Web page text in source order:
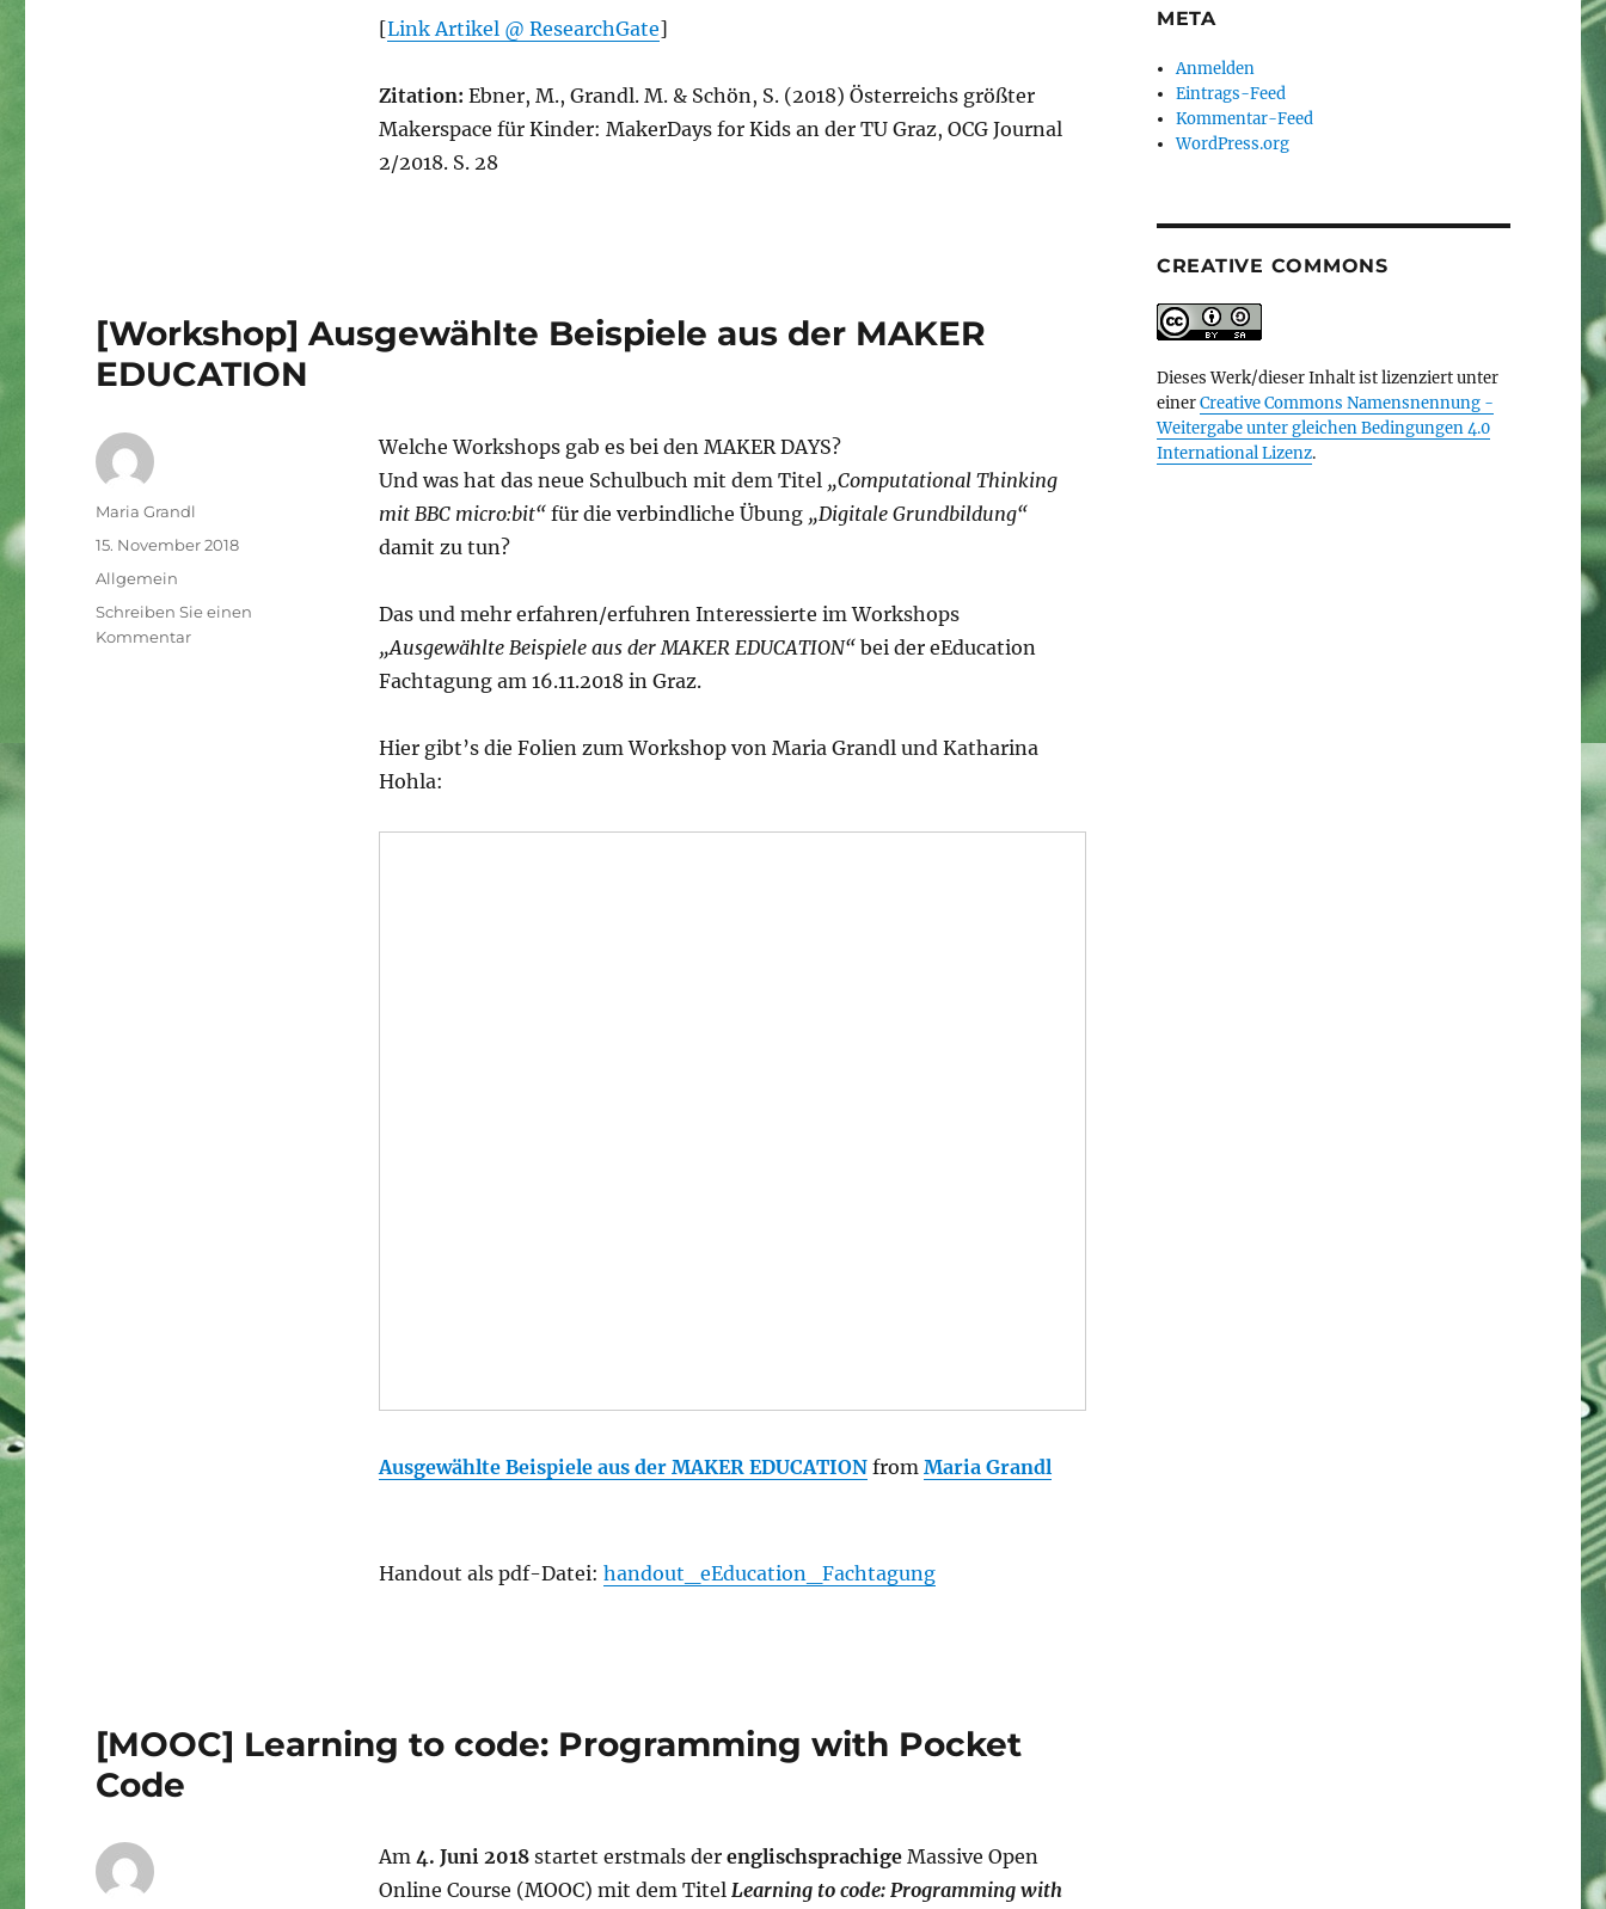
[Link Artikel @ ResearchGate]
Zitation: Ebner, M., Grandl. M. & Schön, S. (2018) Österreichs größter
Makerspace für Kinder: MakerDays for Kids an der TU Graz, OCG Journal
2/2018. S. 28
[Workshop] Ausgewählte Beispiele aus der MAKER
EDUCATION
Welche Workshops gab es bei den MAKER DAYS?
Und was hat das neue Schulbuch mit dem Titel „Computational Thinking
mit BBC micro:bit“für die verbindliche Übung „Digitale Grundbildung“
damit zu tun?
Das und mehr erfahren/erfuhren Interessierte im Workshops
„Ausgewählte Beispiele aus der MAKER EDUCATION“bei der eEducation
Fachtagung am 16.11.2018 in Graz.
Hier gibt’s die Folien zum Workshop von Maria Grandl und Katharina
Hohla:
Ausgewählte Beispiele aus der MAKER EDUCATION from Maria Grandl
Handout als pdf-Datei: handout_eEducation_Fachtagung
Autor
Maria Grandl
Veröffentlicht
am
15. November 2018
Kategorien
Allgemein
Schreiben Sie einen
Kommentarzu
[MOOC] Learning to code: Programming with Pocket
Code
Am 4. Juni 2018startet erstmals der englischsprachigeMassive Open
Online Course (MOOC) mit dem Titel Learning to code: Programming with
META
Anmelden
Eintrags-Feed
Kommentar-Feed
WordPress.org
CREATIVE COMMONS
Dieses Werk/dieser Inhalt ist lizenziert unter
einerCreative Commons Namensnennung -
Weitergabe unter gleichen Bedingungen 4.0
International Lizenz.